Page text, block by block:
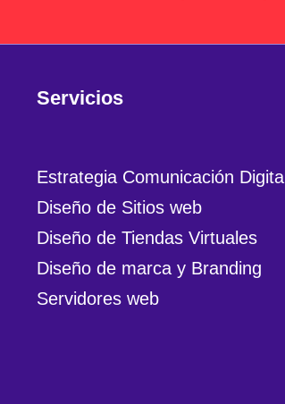
Servicios
Estrategia Comunicación Digital
Diseño de Sitios web
Diseño de Tiendas Virtuales
Diseño de marca y Branding
Servidores web